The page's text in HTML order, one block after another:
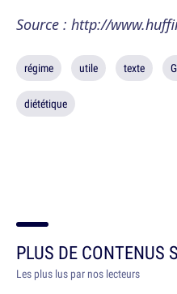
Source : http://
régime utile texte
diététique
PLUS DE CONTENUS
Les plus lus par nos lecteurs